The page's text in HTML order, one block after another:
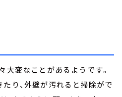
大変なことがあるようです。
り、外壁が汚れると掃除がで